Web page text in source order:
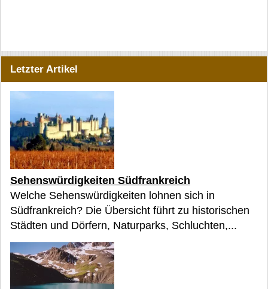
Letzter Artikel
Sehenswürdigkeiten Südfrankreich
Welche Sehenswürdigkeiten lohnen sich in
Südfrankreich? Die Übersicht führt zu historischen
Städten und Dörfern, Naturparks, Schluchten,...